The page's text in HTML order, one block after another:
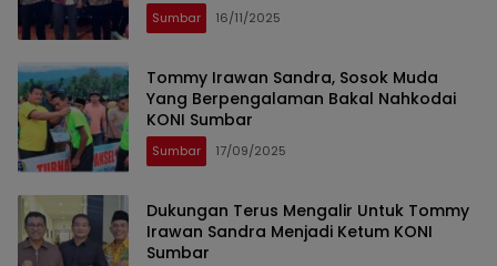
Sumbar 16/11/2025
Tommy Irawan Sandra, Sosok Muda
Yang Berpengalaman Bakal Nahkodai
KONI Sumbar
Sumbar 17/09/2025
Dukungan Terus Mengalir Untuk Tommy
Irawan Sandra Menjadi Ketum KONI
Sumbar